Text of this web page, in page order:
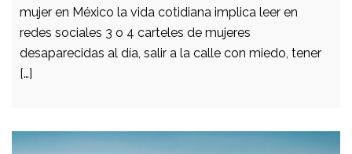
mujer en México la vida cotidiana implica leer en
redes sociales 3 o 4 carteles de mujeres
desaparecidas al día, salir a la calle con miedo, tener
[…]